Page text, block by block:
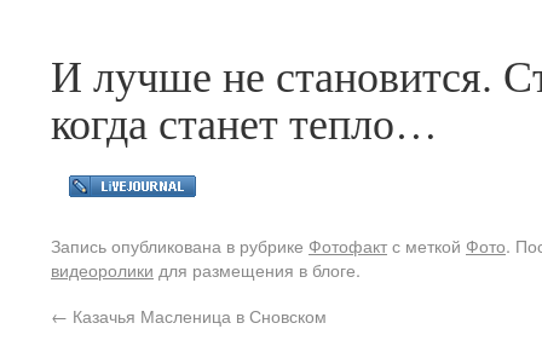
И лучше не становится.
когда станет тепло…
Запись опубликована в рубрике Фотофактс меткой Фото.
видеоролики для размещения в блоге.
← Казачья Масленица в Сновском